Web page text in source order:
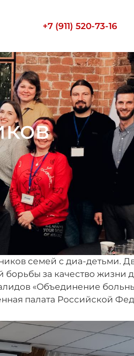
+7 (911) 520-73-16
семей с диа-детьми.
за качество жизни
«Объединение
палата Российской